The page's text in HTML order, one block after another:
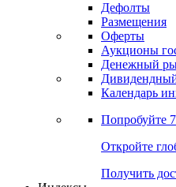
Получить
Календарь
Календарь
Дефолты
Размещения
Оферты
Денежный
Календарь
Попробуйте